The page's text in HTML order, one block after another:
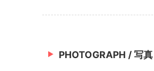
PHOTOGRAPH / 写真